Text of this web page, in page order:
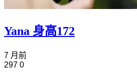
Yana 身高172
7 月前
297 0